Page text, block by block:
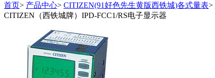
首页> 产品中心> CITIZEN(91好色先生黄版西铁城)各式量表>
CITIZEN（西铁城牌）IPD-FCC1/RS电子显示器